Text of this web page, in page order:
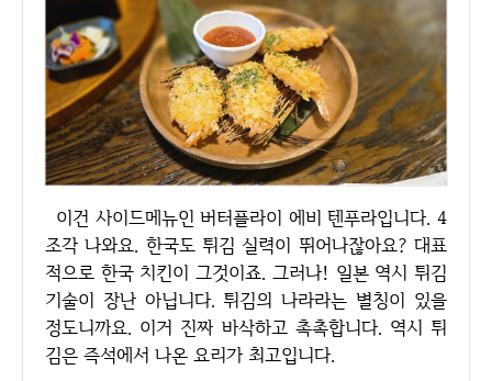
이건 사이드메뉴인 버터플라이 에비 텐푸라입니다. 4
조각 나와요. 한국도 튀김 실력이 뛰어나잖아요? 대표
적으로 한국 치킨이 그것이죠. 그러나! 일본 역시 튀김
기술이 장난 아닙니다. 튀김의 나라라는 별칭이 있을
정도니까요. 이거 진짜 바삭하고 촉촉합니다. 역시 튀
김은 즉석에서 나온 요리가 최고입니다.